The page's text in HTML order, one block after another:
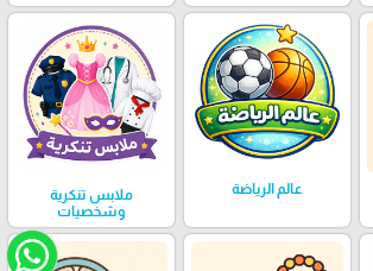
عالم الرياضة
ملابس تنكرية
وشخصيات